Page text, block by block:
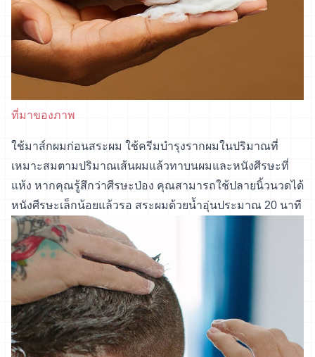
ที่มาของภาพ
ใช้มาส์กผมก่อนสระผม ใช้ครีมบำรุงรากผมในปริมาณที่
เหมาะสมตามปริมาณเส้นผมแล้วทาบนผมและหนังศีรษะที่
แห้ง หากคุณรู้สึกว่าศีรษะป่อง คุณสามารถใช้ปลายนิ้วนวดได้
หนังศีรษะเล็กน้อยแล้วรอ สระผมด้วยน้ำอุ่นประมาณ 20 นาที